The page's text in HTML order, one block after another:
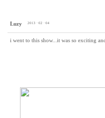
Luzy 2013 · 02 · 04
i went to this show...it was so exciting